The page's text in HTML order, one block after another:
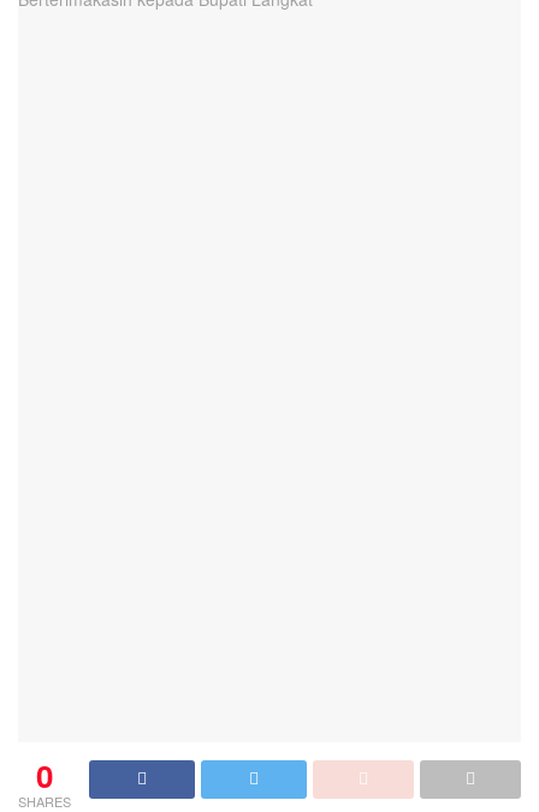
0
SHARES